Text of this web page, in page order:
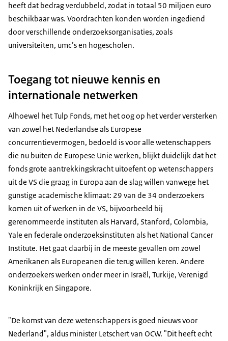
heeft dat bedrag verdubbeld, zodat in totaal 50 miljoen euro
beschikbaar was. Voordrachten konden worden ingediend
door verschillende onderzoeksorganisaties, zoals
universiteiten, umc’s en hogescholen.
Toegang tot nieuwe kennis en
internationale netwerken
Alhoewel het Tulp Fonds, met het oog op het verder versterken
van zowel het Nederlandse als Europese
concurrentievermogen, bedoeld is voor alle wetenschappers
die nu buiten de Europese Unie werken, blijkt duidelijk dat het
fonds grote aantrekkingskracht uitoefent op wetenschappers
uit de VS die graag in Europa aan de slag willen vanwege het
gunstige academische klimaat: 29 van de 34 onderzoekers
komen uit of werken in de VS, bijvoorbeeld bij
gerenommeerde instituten als Harvard, Stanford, Colombia,
Yale en federale onderzoeksinstituten als het National Cancer
Institute. Het gaat daarbij in de meeste gevallen om zowel
Amerikanen als Europeanen die terug willen keren. Andere
onderzoekers werken onder meer in Israël, Turkije, Verenigd
Koninkrijk en Singapore.
"De komst van deze wetenschappers is goed nieuws voor
Nederland", aldus minister Letschert van OCW. "Dit heeft echt